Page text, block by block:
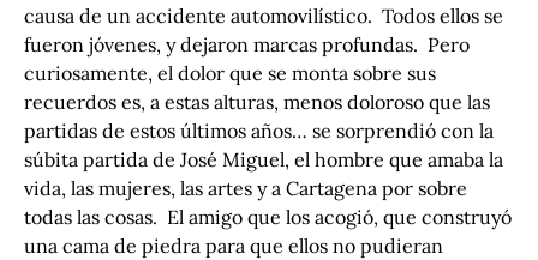
causa de un accidente automovilístico. Todos ellos se
fueron jóvenes, y dejaron marcas profundas. Pero
curiosamente, el dolor que se monta sobre sus
recuerdos es, a estas alturas, menos doloroso que las
partidas de estos últimos años… se sorprendió con la
súbita partida de José Miguel, el hombre que amaba la
vida, las mujeres, las artes y a Cartagena por sobre
todas las cosas. El amigo que los acogió, que construyó
una cama de piedra para que ellos no pudieran